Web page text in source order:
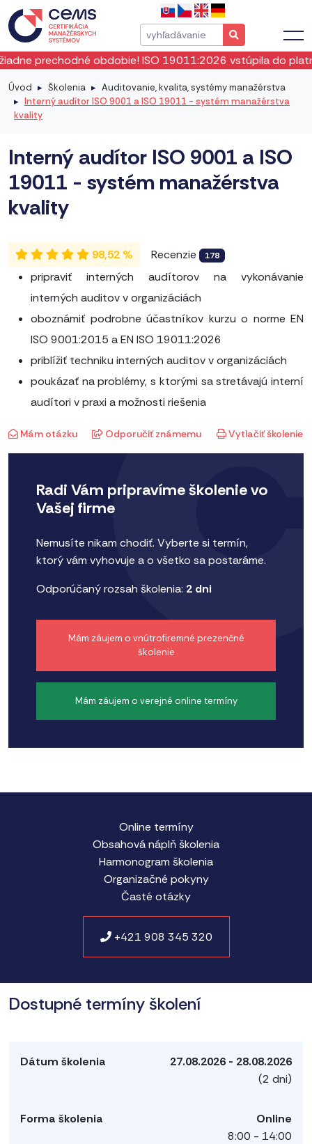
vstúpila do platnosti okamžite od mája 2026.
Úvod Školenia
Auditovanie, kvalita, systémy manažérstva
Interný audítor ISO 9001 a ISO 19011 - systém manažérstva
kvality
Interný audítor ISO 9001 a ISO
19011 - systém manažérstva
kvality
98,52 % Recenzie 178
pripraviť interných audítorov na vykonávanie
interných auditov v organizáciách
oboznámiť podrobne účastníkov kurzu o norme EN
ISO 9001:2015 a EN ISO 19011:2026
priblížiť techniku interných auditov v organizáciách
poukázať na problémy, s ktorými sa stretávajú interní
audítori v praxi a možnosti riešenia
Mám otázku Odporučiť známemu Vytlačiť školenie
Radi Vám pripravíme školenie vo
Vašej firme
Nemusíte nikam chodiť. Vyberte si termín,
ktorý vám vyhovuje a o všetko sa postaráme.
Odporúčaný rozsah školenia: 2 dni
Mám záujem o vnútrofiremné prezenčné
školenie
Mám záujem o verejné online termíny
Online termíny
Obsahová náplň školenia
Harmonogram školenia
Organizačné pokyny
Časté otázky
+421 908 345 320
Dostupné termíny školení
27.08.2026 - 28.08.2026
(2 dni)
Online
8:00 - 14:00